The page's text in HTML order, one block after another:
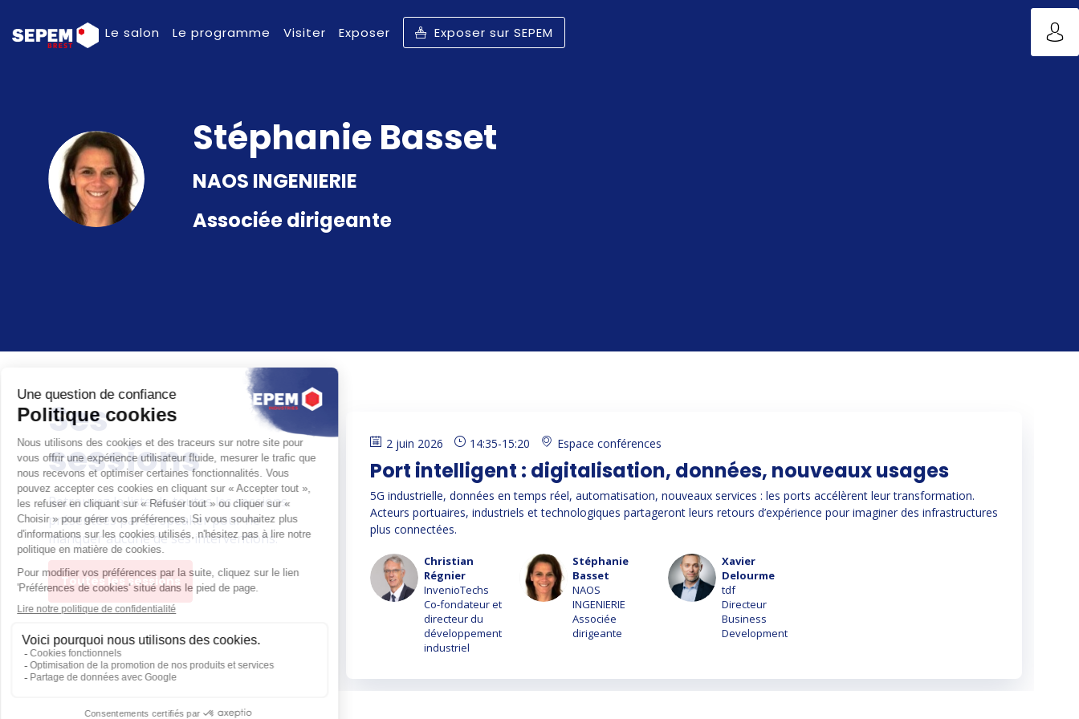
Le salon Le programme Visiter Exposer Exposer sur SEPEM
SB
Stéphanie Basset
NAOS INGENIERIE
Associée dirigeante
Ses
sessions
Retrouvez la liste de toutes les sessions
présentées par ce speaker pour ne
manquer aucune de ses interventions.
Toutes les sessions
2 juin 2026 14:35-15:20 Espace conférences
Port intelligent : digitalisation, données, nouveaux usages
5G industrielle, données en temps réel, automatisation, nouveaux services : les ports accélèrent leur transformation.
Acteurs portuaires, industriels et technologiques partageront leurs retours d’expérience pour imaginer des infrastructures
plus connectées.
CR
Christian
Régnier
InvenioTechs
Co-fondateur et
directeur du
développement
industriel
SB
Stéphanie
Basset
NAOS
INGENIERIE
Associée
dirigeante
XD
Xavier
Delourme
tdf
Directeur
Business
Development